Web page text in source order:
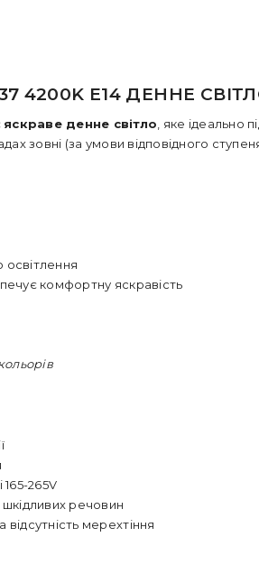
4200K E14 ДЕННЕ
яскраве денне світло , яке ідеально
зовні (за умови відповідного
освітлення
комфортну яскравість
165-265V
шкідливих речовин
мерехтіння